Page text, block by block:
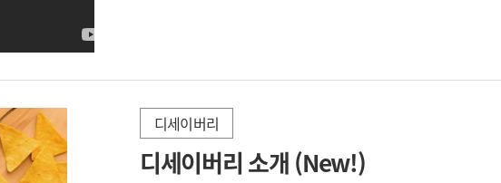
2026-02-24
디세이버리
디세이버리 소개 (New!)